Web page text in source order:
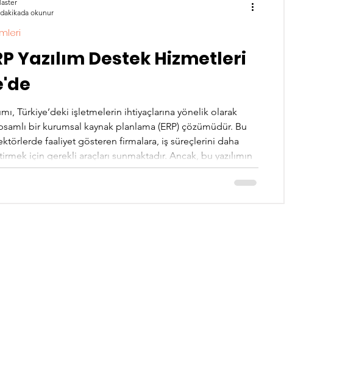
Yazılım Destek Hizmetleri
Türkiye’deki işletmelerin ihtiyaçlarına yönelik olarak
bir kurumsal kaynak planlama (ERP) çözümüdür. Bu
faaliyet gösteren firmalara, iş süreçlerini daha
için gerekli araçları sunmaktadır. Ancak, bu yazılımın
kullanılabilmesi için profesyonel destek hizmetleri son
Logo ERP Yazılımının Önemi Logo ERP, işletmelerin tüm
okunur